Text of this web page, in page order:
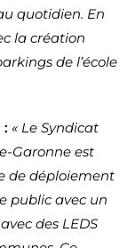
quotidien. En
la création
de l’école
: « Le Syndicat
Garonne est
de déploiement
public avec un
des LEDS